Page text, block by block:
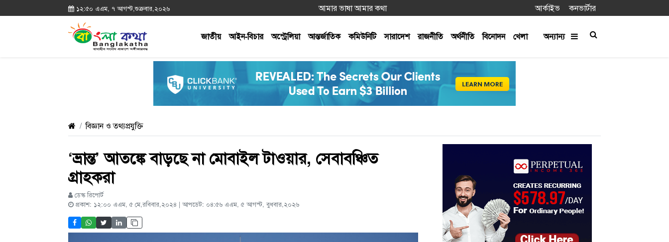
১২:৫০ এএম, ৭ আগস্ট,শুক্রবার,২০২৬ আমার ভাষা আমার কথা আর্কাইভ কনভার্টার
জাতীয় আইন-বিচার অস্ট্রেলিয়া আন্তর্জাতিক কমিউনিটি সারাদেশ রাজনীতি অর্থনীতি বিনোদন খেলা অন্যান্য
বিজ্ঞান ও তথ্যপ্রযুক্তি
‘ভ্রান্ত’ আতঙ্কে বাড়ছে না মোবাইল টাওয়ার, সেবাবঞ্চিত
গ্রাহকরা
ডেস্ক রিপোর্ট
প্রকাশ: ১২:০০ এএম, ৫ মে,রবিবার,২০২৪ | আপডেট: ০৪:৫৬ এএম, ৫ আগস্ট, বুধবার,২০২৬